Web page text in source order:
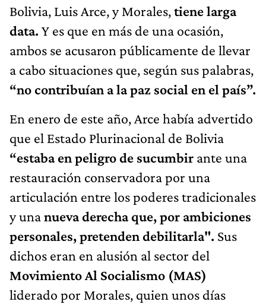
Bolivia, Luis Arce, y Morales,tiene larga
data. Y es que en más de una ocasión,
ambos se acusaron públicamente de llevar
a cabo situaciones que, según sus palabras,
“no contribuían a la paz social en el país”.
En enero de este año, Arce había advertido
que el Estado Plurinacional de Bolivia
“estaba en peligro de sucumbir ante una
restauración conservadora por una
articulación entre los poderes tradicionales
y unanueva derecha que, por ambiciones
personales, pretenden debilitarla". Sus
dichos eran en alusión al sector del
Movimiento Al Socialismo (MAS)
liderado por Morales, quien unos días